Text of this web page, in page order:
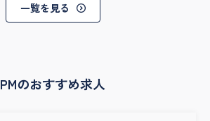
一覧を見る
PMのおすすめ求人